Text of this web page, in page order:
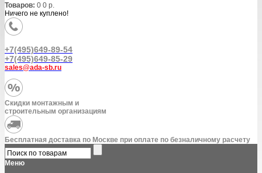
Товаров: 0 0 р.
Ничего не куплено!
+7(495)649-89-54
+7(495)649-85-29
sales@ada-sb.ru
Скидки монтажным и
строительным организациям
Бесплатная доставка по Москве при оплате по безналичному расчету
Меню